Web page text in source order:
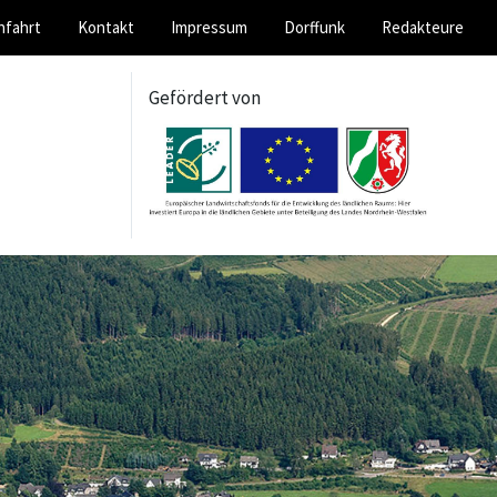
Kontakt Impressum Dorffunk Redakteure
Gefördert von